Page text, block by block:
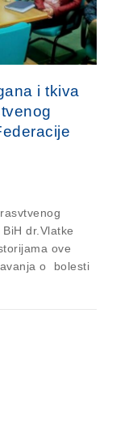
i tkiva
dr.Vlatke
ove
o bolesti